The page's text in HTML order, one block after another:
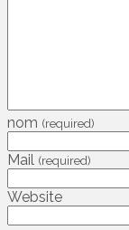
nom (required)
Mail (required)
Website